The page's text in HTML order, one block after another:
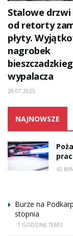
Stalowe drzwi
od retorty
płyty.
nagrobek
wypalacza
28.07.2025
NAJNOWSZE
43
Burze na
stopnia
1 GODZINĘ TEMU